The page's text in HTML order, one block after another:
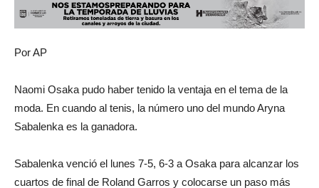
Por AP
Naomi Osaka pudo haber tenido la ventaja en el tema de la
moda. En cuando al tenis, la número uno del mundo Aryna
Sabalenka es la ganadora.
Sabalenka venció el lunes 7-5, 6-3 a Osaka para alcanzar los
cuartos de final de Roland Garros y colocarse un paso más